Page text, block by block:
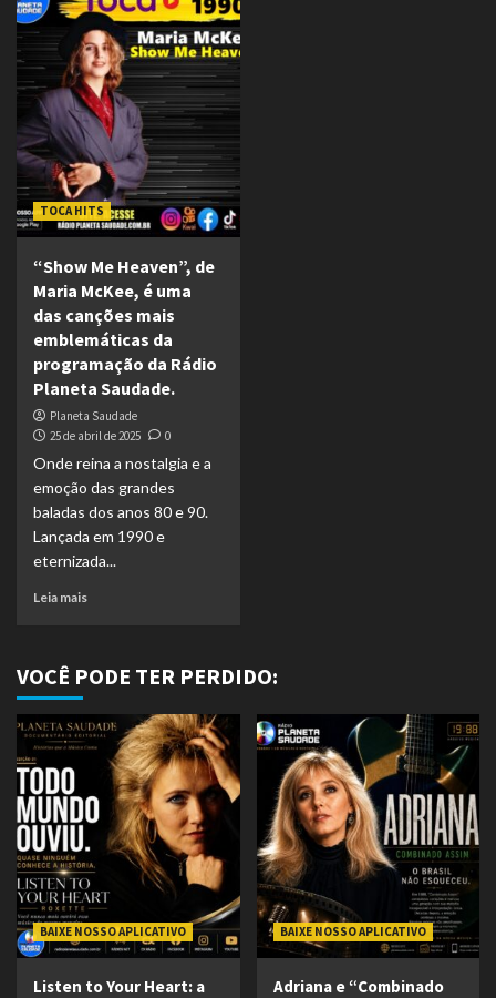
TOCA HITS
“Show Me Heaven”, de
Maria McKee, é uma
das canções mais
emblemáticas da
programação da Rádio
Planeta Saudade.
Planeta Saudade
25 de abril de 2025
0
Onde reina a nostalgia e a
emoção das grandes
baladas dos anos 80 e 90.
Lançada em 1990 e
eternizada...
Leia mais
VOCÊ PODE TER PERDIDO:
BAIXE NOSSO APLICATIVO
Listen to Your Heart: a
BAIXE NOSSO APLICATIVO
Adriana e “Combinado